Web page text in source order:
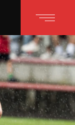
10.